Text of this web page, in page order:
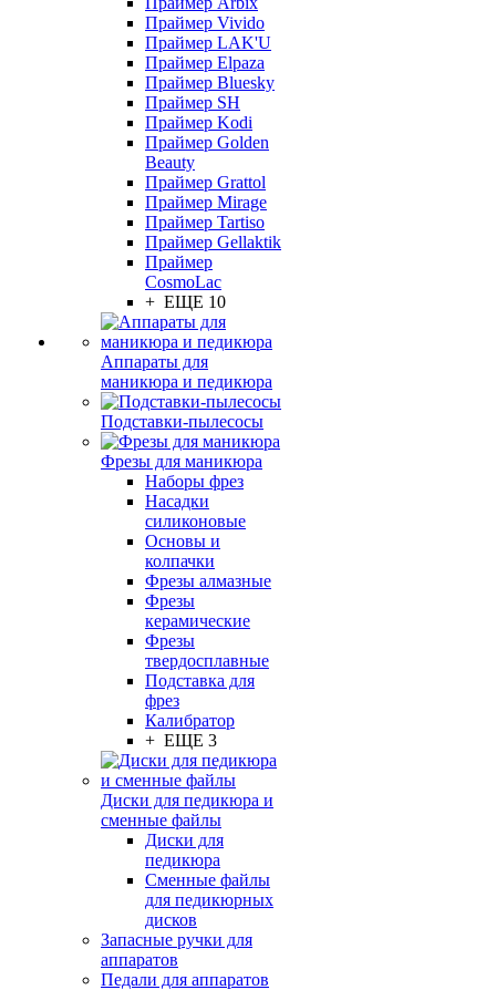
Праймер Vivido
Праймер LAK'U
Праймер Elpaza
Праймер Bluesky
Праймер SH
Праймер Kodi
Праймер Golden
Beauty
Праймер Grattol
Праймер Mirage
Праймер Tartiso
Праймер Gellaktik
Праймер
CosmoLac
+ ЕЩЕ 10
Аппараты для
маникюра и педикюра
Подставки-пылесосы
Фрезы для маникюра
Наборы фрез
Насадки
силиконовые
Основы и
колпачки
Фрезы алмазные
Фрезы
керамические
Фрезы
твердосплавные
Подставка для
фрез
Калибратор
+ ЕЩЕ 3
Диски для педикюра и
сменные файлы
Диски для
педикюра
Сменные файлы
для педикюрных
дисков
Запасные ручки для
аппаратов
Педали для аппаратов